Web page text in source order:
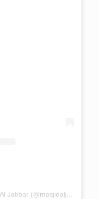
A post shared by Masjid Raya Al Jabbar (@masjidaljabbarbdg)